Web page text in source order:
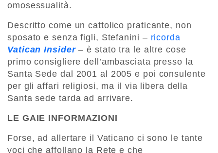
omosessualità.
Descritto come un cattolico praticante, non
sposato e senza figli, Stefanini – ricorda
Vatican Insider– è stato tra le altre cose
primo consigliere dell’ambasciata presso la
Santa Sede dal 2001 al 2005 e poi consulente
per gli affari religiosi, ma il via libera della
Santa sede tarda ad arrivare.
LE GAIE INFORMAZIONI
Forse, ad allertare il Vaticano ci sono le tante
voci che affollano la Rete e che